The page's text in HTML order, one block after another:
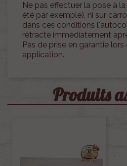
Ne pas effectuer la pose à
été par exemple), ni sur
dans ces conditions
rétracte immédiatement
Pas de prise en garantie
application.
Produits